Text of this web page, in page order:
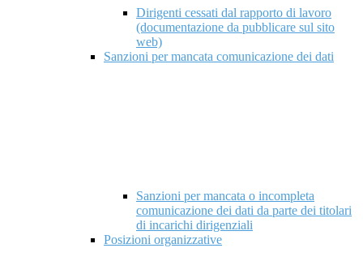
Dirigenti cessati dal rapporto di lavoro
(documentazione da pubblicare sul sito
web)
Sanzioni per mancata comunicazione dei dati
Sanzioni per mancata o incompleta
comunicazione dei dati da parte dei titolari
di incarichi dirigenziali
Posizioni organizzative